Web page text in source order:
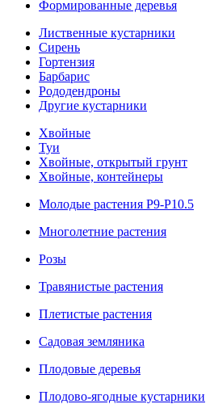
Формированные деревья
Лиственные кустарники
Cирень
Гортензия
Барбарис
Рододендроны
Другие кустарники
Хвойные
Туи
Хвойные, открытый грунт
Хвойные, контейнеры
Молодые растения Р9-Р10.5
Многолетние растения
Розы
Травянистые растения
Плетистые растения
Садовая земляника
Плодовые деревья
Плодово-ягодные кустарники